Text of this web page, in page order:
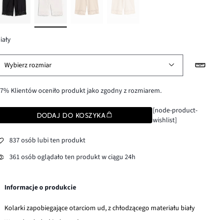
Wybierz rozmiar
Klientów oceniło produkt jako zgodny z rozmiarem.
DODAJ DO KOSZYKA
[node-product-
wishlist]
837 osób lubi ten produkt
361 osób oglądało ten produkt w ciągu 24h
Informacje o produkcie
Kolarki zapobiegające otarciom ud, z chłodzącego materiału biały